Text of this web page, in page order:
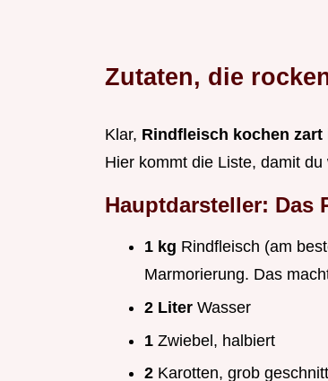
Zutaten, die
Klar, Rindfleisch kochen zart
Hier kommt die Liste, damit
Hauptdarsteller: Das
1 kg Rindfleisch (am
Marmorierung. Das
2 Liter Wasser
1 Zwiebel, halbiert
2 Karotten, grob